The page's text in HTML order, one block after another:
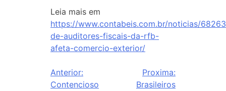
Leia mais em
https://www.contabeis.com.br/noticias/
de-auditores-fiscais-da-rfb-
afeta-comercio-exterior/
Anterior:
Contencioso
Proxima:
Brasileiros